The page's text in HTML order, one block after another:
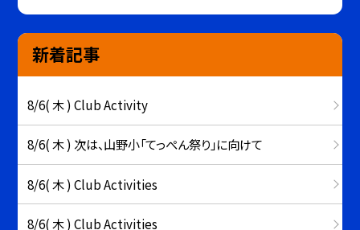
新着記事
8/6( 木 ) Club Activity
8/6( 木 ) 次は、山野小「てっぺん祭り」に向けて
8/6( 木 ) Club Activities
8/6( 木 ) Club Activities